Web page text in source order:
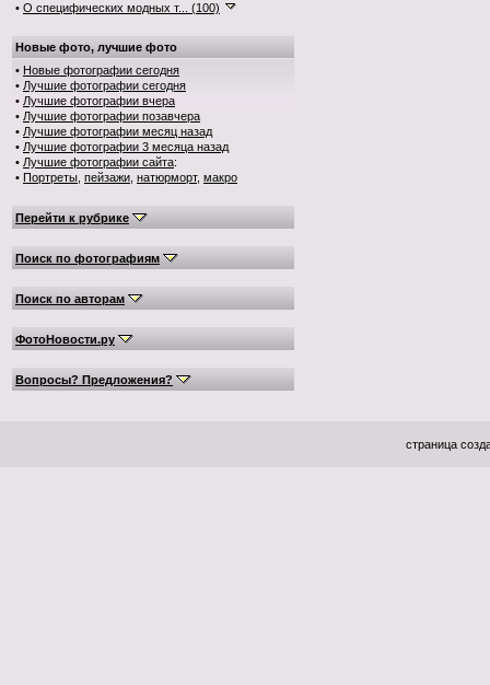
• О специфических модных т... (100)
Новые фото, лучшие фото
• Новые фотографии сегодня
• Лучшие фотографии сегодня
• Лучшие фотографии вчера
• Лучшие фотографии позавчера
• Лучшие фотографии месяц назад
• Лучшие фотографии 3 месяца назад
• Лучшие фотографии сайта:
• Портреты пейзажи натюрморт, макро
Перейти к рубрике
Поиск по фотографиям
Поиск по авторам
ФотоНовости.ру
Вопросы? Предложения?
страница